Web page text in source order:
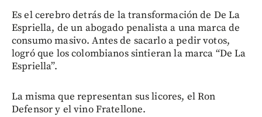
Es el cerebro detrás de la transformación de De La
Espriella, de un abogado penalista a una marca de
consumo masivo. Antes de sacarlo a pedir votos,
logró que los colombianos sintieran la marca “De La
Espriella”.
La misma que representan sus licores, el Ron
Defensor y el vino Fratellone.